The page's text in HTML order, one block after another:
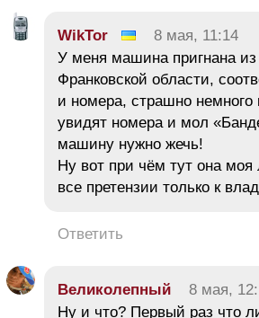
WikTor 8 мая, 11:14
У меня машина пригнана
Франковской области,
и номера, страшно немного
увидят номера и мол
машину нужно жечь!
Ну вот при чём тут она моя
все претензии только к
Ответить
Великолепный 8 мая,
Ну и что? Первый раз что